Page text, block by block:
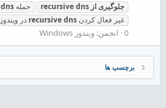
recursivedns جلوگیریاز حمله dns
غیر فعال کردن
recursivedns در ویندوز
0 انجمن: ویندوز Windows
برچسپ ها